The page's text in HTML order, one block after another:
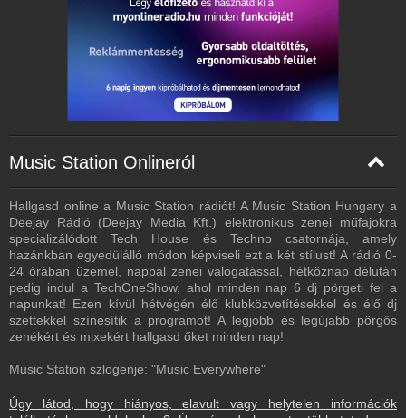
Music Station Onlineról
Hallgasd online a Music Station rádiót! A Music Station Hungary a
Deejay Rádió (Deejay Media Kft.) elektronikus zenei műfajokra
specializálódott Tech House és Techno csatornája, amely
hazánkban egyedülálló módon képviseli ezt a két stílust! A rádió 0-
24 órában üzemel, nappal zenei válogatással, hétköznap délután
pedig indul a TechOneShow, ahol minden nap 6 dj pörgeti fel a
napunkat! Ezen kívül hétvégén élő klubközvetítésekkel és élő dj
szettekkel színesítik a programot! A legjobb és legújabb pörgős
zenékért és mixekért hallgasd őket minden nap!
Music Station szlogenje: "Music Everywhere"
Úgy látod, hogy hiányos, elavult vagy helytelen információk